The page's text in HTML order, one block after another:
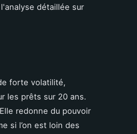
détaillée sur
forte volatilité,
les prêts sur 20 ans.
redonne du pouvoir
si l’on est loin des